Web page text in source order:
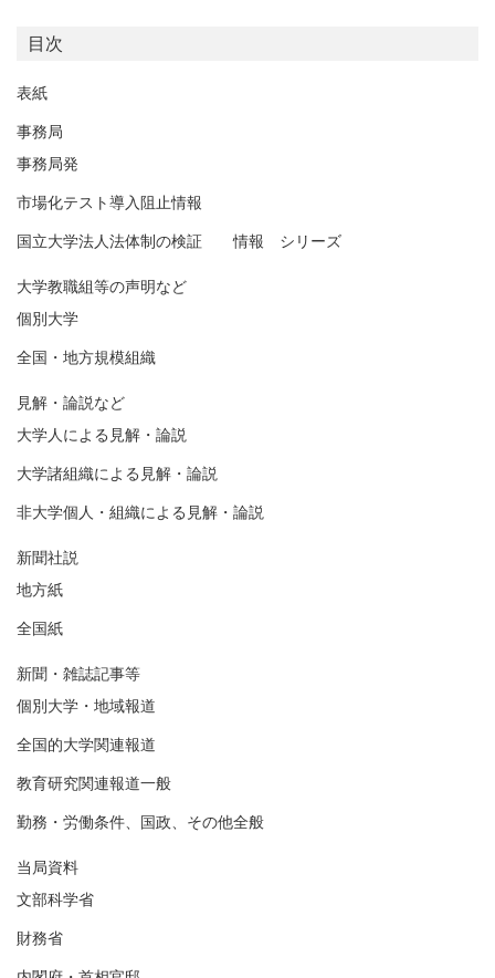
目次
表紙
事務局
事務局発
市場化テスト導入阻止情報
国立大学法人法体制の検証 情報 シリーズ
大学教職組等の声明など
個別大学
全国・地方規模組織
見解・論説など
大学人による見解・論説
大学諸組織による見解・論説
非大学個人・組織による見解・論説
新聞社説
地方紙
全国紙
新聞・雑誌記事等
個別大学・地域報道
全国的大学関連報道
教育研究関連報道一般
勤務・労働条件、国政、その他全般
当局資料
文部科学省
財務省